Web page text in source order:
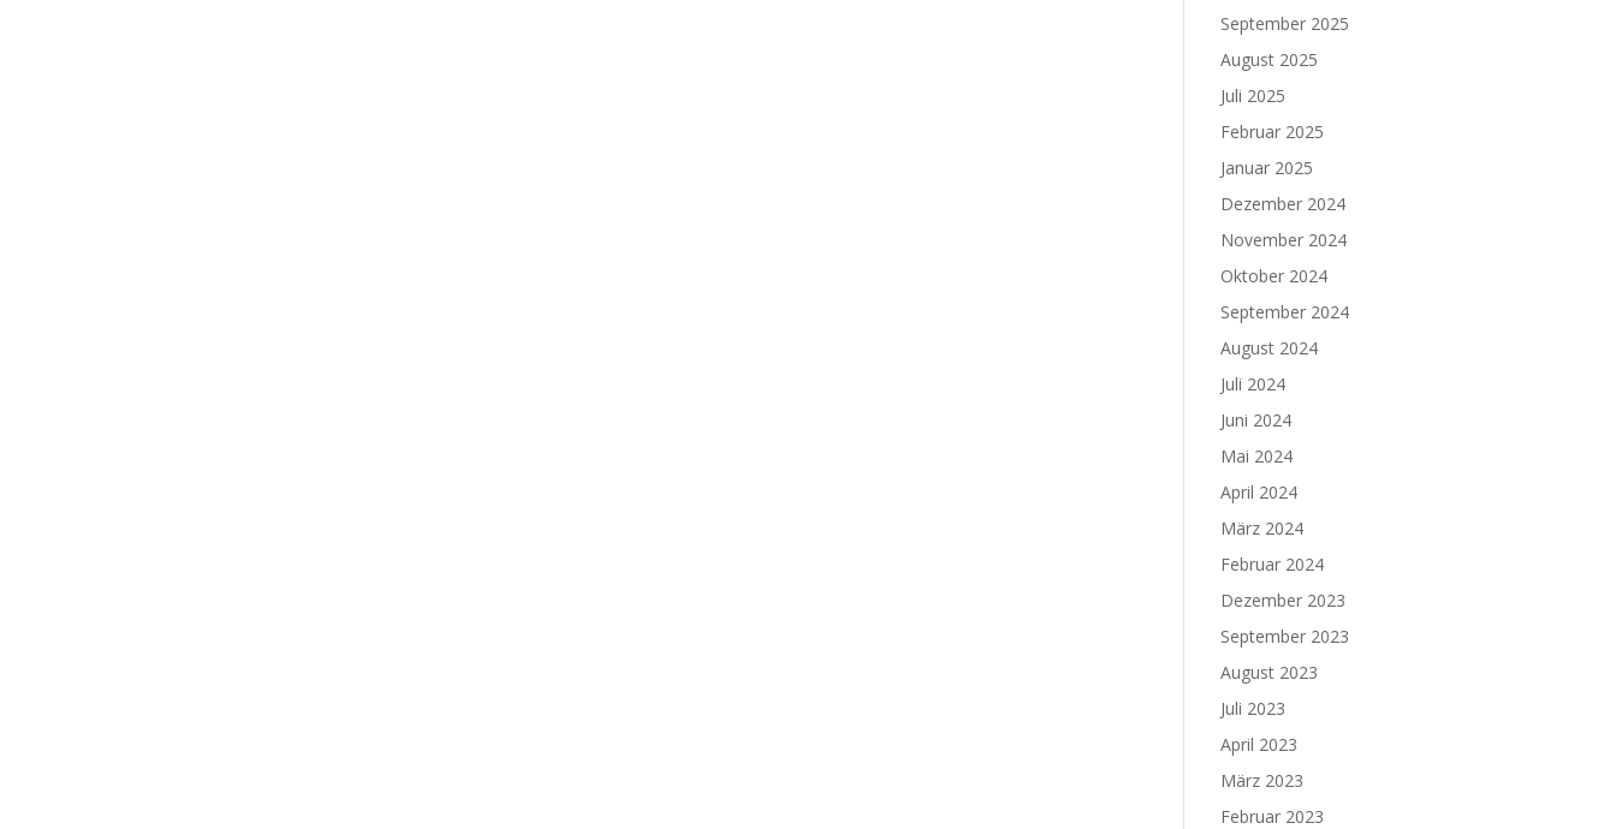
September 2025
August 2025
Juli 2025
Februar 2025
Januar 2025
Dezember 2024
November 2024
Oktober 2024
September 2024
August 2024
Juli 2024
Juni 2024
Mai 2024
April 2024
März 2024
Februar 2024
Dezember 2023
September 2023
August 2023
Juli 2023
April 2023
März 2023
Februar 2023